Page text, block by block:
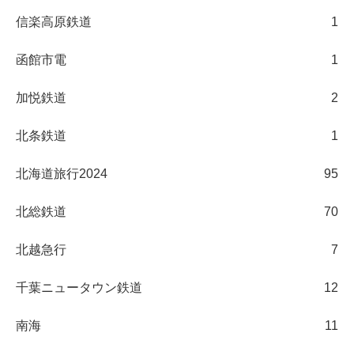
信楽高原鉄道 1
函館市電 1
加悦鉄道 2
北条鉄道 1
北海道旅行2024 95
北総鉄道 70
北越急行 7
千葉ニュータウン鉄道 12
南海 11